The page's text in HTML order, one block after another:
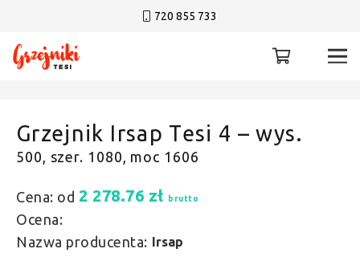
720 855 733
Grzejnik Irsap Tesi 4 – wys.
500, szer. 1080, moc 1606
Cena: od 2 278.76 zł brutto
Ocena:
Nazwa producenta: Irsap